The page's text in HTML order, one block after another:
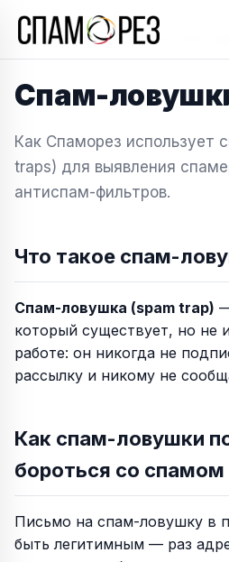
Главная→Документация→
Спам-
Как Спаморез использует
traps) для выявления
антиспам-фильтров.
Что такое спам-
Спам-ловушка (spam trap)
который существует, но не
работе: он никогда не
рассылку и никому не
Как спам-ловушки
бороться со спамом
Письмо на спам-ловушку в
быть легитимным — раз